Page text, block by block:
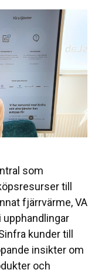
som
till
fjärrvärme, VA
upphandlingar
kunder till
insikter om
och